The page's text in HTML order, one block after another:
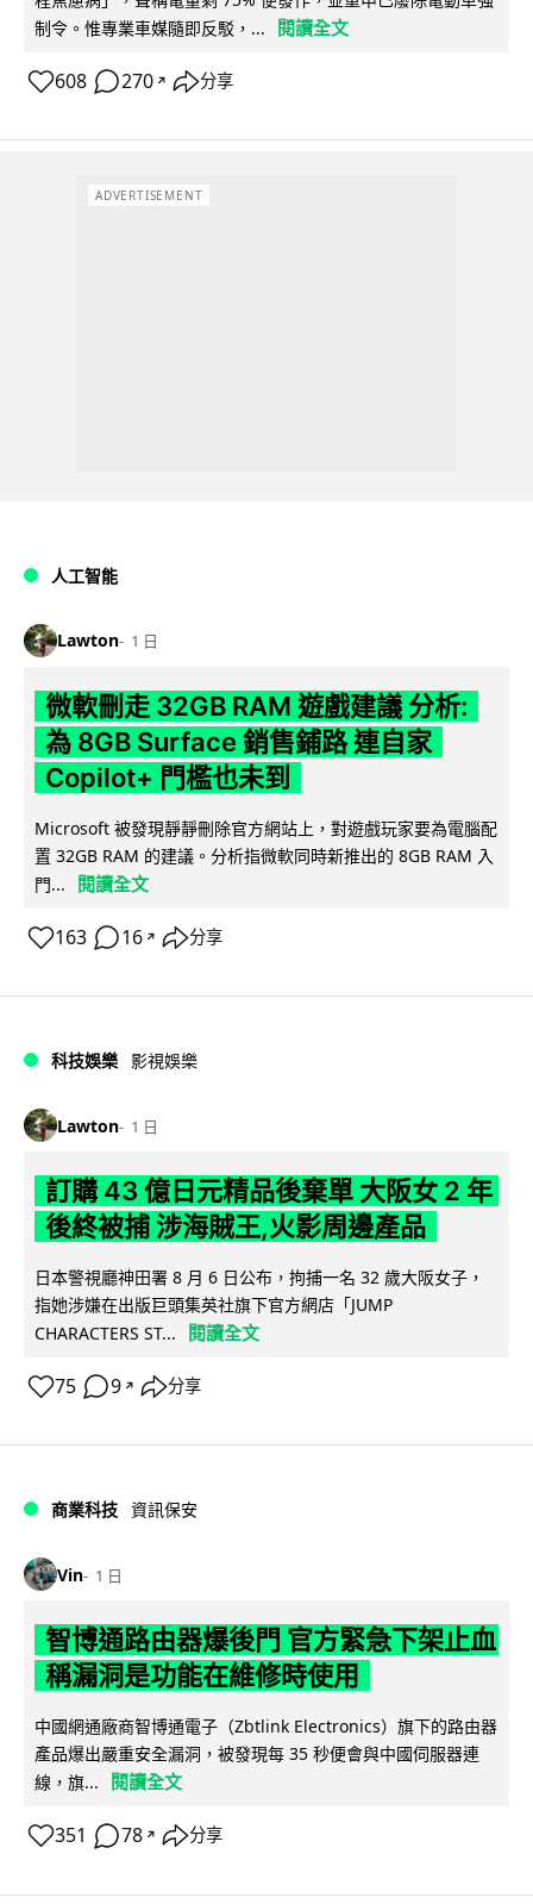
制令。惟專業車媒隨即反駁，...
閱讀全文
608 270 ↗ 分享
ADVERTISEMENT
人工智能
Lawton 1 日
微軟刪走 32GB RAM 遊戲建議 分析:
為 8GB Surface 銷售鋪路 連自家
Copilot+ 門檻也未到
Microsoft 被發現靜靜刪除官方網站上，對遊戲玩家要為電腦配
置 32GB RAM 的建議。分析指微軟同時新推出的 8GB RAM 入
門...
閱讀全文
163 16 ↗ 分享
科技娛樂 影視娛樂
Lawton 1 日
訂購 43 億日元精品後棄單 大阪女 2 年
後終被捕 涉海賊王,火影周邊產品
日本警視廳神田署 8 月 6 日公布，拘捕一名 32 歲大阪女子，
指她涉嫌在出版巨頭集英社旗下官方網店「JUMP
CHARACTERS ST...
閱讀全文
75 9 ↗ 分享
商業科技 資訊保安
Vin 1 日
智博通路由器爆後門 官方緊急下架止血
稱漏洞是功能在維修時使用
中國網通廠商智博通電子（Zbtlink Electronics）旗下的路由器
產品爆出嚴重安全漏洞，被發現每 35 秒便會與中國伺服器連
線，旗...
閱讀全文
351 78 ↗ 分享